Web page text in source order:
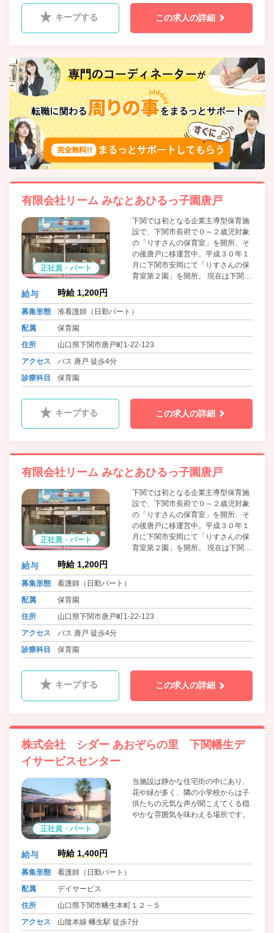
キープする この求人の詳細
有限会社リーム みなとあひるっ子園唐戸
正社員・パート
下関では初となる企業主導型保育施
設で、下関市長府で０～２歳児対象
の「りすさんの保育室」を開所、そ
の後唐戸に移運営中。平成３０年１
月に下関市安岡にて「りすさんの保
育室第２園」を開所。 現在は下関市
給与 時給 1,200円
募集形態
准看護師（日勤パート）
配属
保育園
住所
山口県下関市唐戸町1-22-123
アクセス
バス 唐戸 徒歩4分
診療科目
保育園
キープする この求人の詳細
有限会社リーム みなとあひるっ子園唐戸
正社員・パート
下関では初となる企業主導型保育施
設で、下関市長府で０～２歳児対象
の「りすさんの保育室」を開所、そ
の後唐戸に移運営中。平成３０年１
月に下関市安岡にて「りすさんの保
育室第２園」を開所。 現在は下関市
給与 時給 1,200円
募集形態
看護師（日勤パート）
配属
保育園
住所
山口県下関市唐戸町1-22-123
アクセス
バス 唐戸 徒歩4分
診療科目
保育園
キープする この求人の詳細
株式会社 シダー あおぞらの里 下関幡生デ
イサービスセンター
正社員・パート
当施設は静かな住宅街の中にあり、
花や緑が多く、隣の小学校からは子
供たちの元気な声が聞こえてくる穏
やかな雰囲気を味わえる場所です。
給与 時給 1,400円
募集形態
看護師（日勤パート）
配属
デイサービス
住所
山口県下関市幡生本町１２－５
アクセス
山陰本線 幡生駅 徒歩7分